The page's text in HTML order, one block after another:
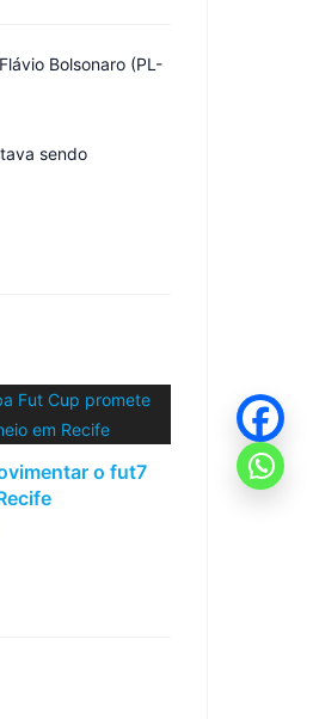
Bolsonaro (PL-
sendo
o fut7